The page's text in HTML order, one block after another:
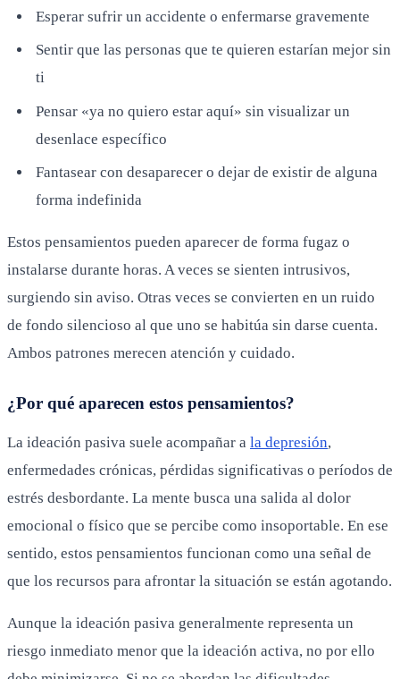
Esperar sufrir un accidente o enfermarse gravemente
Sentir que las personas que te quieren estarían mejor sin
ti
Pensar «ya no quiero estar aquí» sin visualizar un
desenlace específico
Fantasear con desaparecer o dejar de existir de alguna
forma indefinida
Estos pensamientos pueden aparecer de forma fugaz o
instalarse durante horas. A veces se sienten intrusivos,
surgiendo sin aviso. Otras veces se convierten en un ruido
de fondo silencioso al que uno se habitúa sin darse cuenta.
Ambos patrones merecen atención y cuidado.
¿Por qué aparecen estos pensamientos?
La ideación pasiva suele acompañar a la depresión,
enfermedades crónicas, pérdidas significativas o períodos de
estrés desbordante. La mente busca una salida al dolor
emocional o físico que se percibe como insoportable. En ese
sentido, estos pensamientos funcionan como una señal de
que los recursos para afrontar la situación se están agotando.
Aunque la ideación pasiva generalmente representa un
riesgo inmediato menor que la ideación activa, no por ello